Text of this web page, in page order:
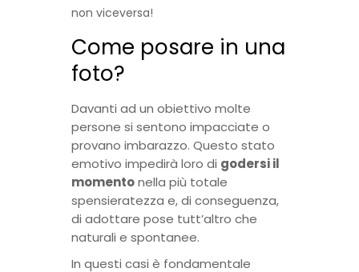
non viceversa!
Come posare in una
foto?
Davanti ad un obiettivo molte
persone si sentono impacciate o
provano imbarazzo. Questo stato
emotivo impedirà loro di godersi il
momentonella più totale
spensieratezza e, di conseguenza,
di adottare pose tutt’altro che
naturali e spontanee.
In questi casi è fondamentale